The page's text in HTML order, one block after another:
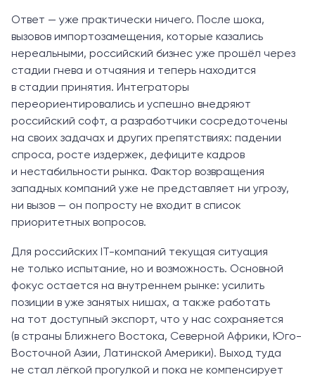
Ответ — уже практически ничего. После шока,
вызовов импортозамещения, которые казались
нереальными, российский бизнес уже прошёл через
стадии гнева и отчаяния и теперь находится
в стадии принятия. Интеграторы
переориентировались и успешно внедряют
российский софт, а разработчики сосредоточены
на своих задачах и других препятствиях: падении
спроса, росте издержек, дефиците кадров
и нестабильности рынка. Фактор возвращения
западных компаний уже не представляет ни угрозу,
ни вызов — он попросту не входит в список
приоритетных вопросов.
Для российских IT-компаний текущая ситуация
не только испытание, но и возможность. Основной
фокус остается на внутреннем рынке: усилить
позиции в уже занятых нишах, а также работать
на тот доступный экспорт, что у нас сохраняется
(в страны Ближнего Востока, Северной Африки, Юго-
Восточной Азии, Латинской Америки). Выход туда
не стал лёгкой прогулкой и пока не компенсирует